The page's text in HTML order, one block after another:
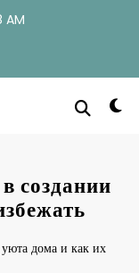
AM
создании
дома и как их